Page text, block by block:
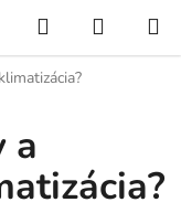
Hľadať
KOŠÍK
a